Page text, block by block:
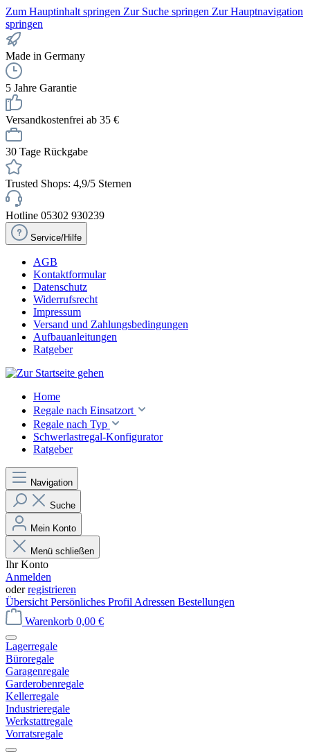
Zum Hauptinhalt springen Zur Suche springen Zur Hauptnavigation
springen
Made in Germany
5 Jahre Garantie
Versandkostenfrei ab 35 €
30 Tage Rückgabe
Trusted Shops: 4,9/5 Sternen
Hotline 05302 930239
Service/Hilfe
AGB
Kontaktformular
Datenschutz
Widerrufsrecht
Impressum
Versand und Zahlungsbedingungen
Aufbauanleitungen
Ratgeber
Home
Regale nach Einsatzort
Regale nach Typ
Schwerlastregal-Konfigurator
Ratgeber
Navigation
Suche
Mein Konto
Menü schließen
Ihr Konto
Anmelden
oderregistrieren
Übersicht Persönliches Profil Adressen Bestellungen
Warenkorb 0,00 €
Lagerregale
Büroregale
Garagenregale
Garderobenregale
Kellerregale
Industrieregale
Werkstattregale
Vorratsregale